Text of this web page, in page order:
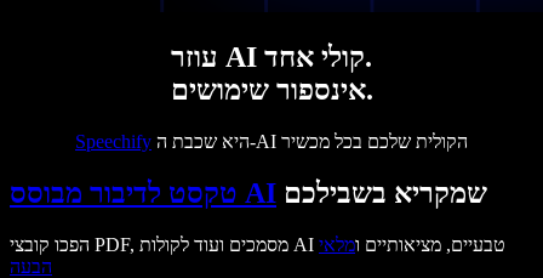
עוזר AI קולי אחד.
אינספור שימושים.
Speechify היא שכבת ה-AI הקולית שלכם בכל מכשיר
טקסט לדיבור מבוסס AI שמקריא בשבילכם
הפכו קובצי PDF, מסמכים ועוד לקולות AI טבעיים, מציאותיים ומלאי
הבעה